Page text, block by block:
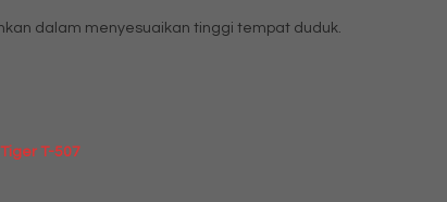
dalam menyesuaikan tinggi tempat duduk.
T-507